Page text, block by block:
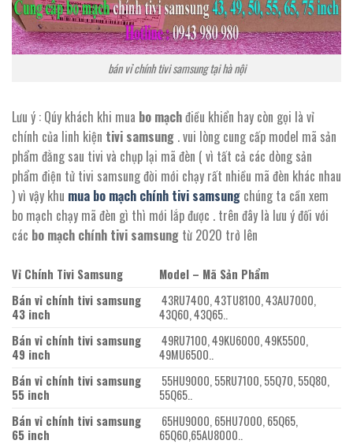
bán vỉ chính tivi samsung tại hà nội
Lưu ý : Qúy khách khi mua bo mạchđiều khiển hay còn gọi là vỉ
chính của linh kiện tivi samsung . vui lòng cung cấp model mã sản
phẩm đằng sau tivi và chụp lại mã đèn ( vì tất cả các dòng sản
phẩm điện tử tivi samsung đời mới chạy rất nhiều mã đèn khác nhau
) vì vậy khu mua bo mạch chính tivi samsung chúng ta cần xem
bo mạch chạy mã đèn gì thì mới lắp được . trên đây là lưu ý đối với
các bo mạch chính tivi samsung từ 2020 trở lên
Vỉ Chính Tivi Samsung
Model – Mã Sản Phẩm
Bán vỉ chính tivi samsung
43 inch
43RU7400, 43TU8100, 43AU7000,
43Q60, 43Q65..
Bán vỉ chính tivi samsung
49 inch
49RU7100, 49KU6000, 49K5500,
49MU6500..
Bán vỉ chính tivi samsung
55 inch
55HU9000, 55RU7100, 55Q70, 55Q80,
55Q65..
Bán vỉ chính tivi samsung
65 inch
65HU9000, 65HU7000, 65Q65,
65Q60,65AU8000..